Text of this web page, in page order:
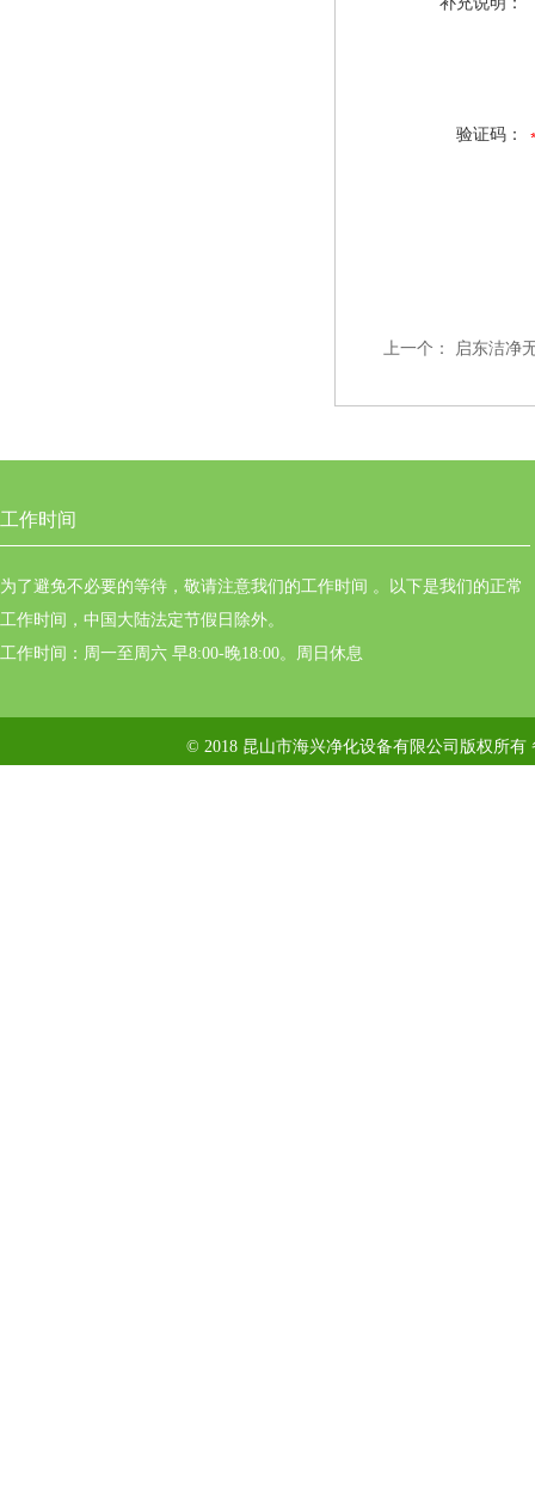
验证码：
上一个： 启东洁净
工作时间
为了避免不必要的等待，敬请注意我们的工作时间 。以下是我们的正常
工作时间，中国大陆法定节假日除外。
工作时间：周一至周六 早8:00-晚18:00。周日休息
© 2018 昆山市海兴净化设备有限公司版权所有